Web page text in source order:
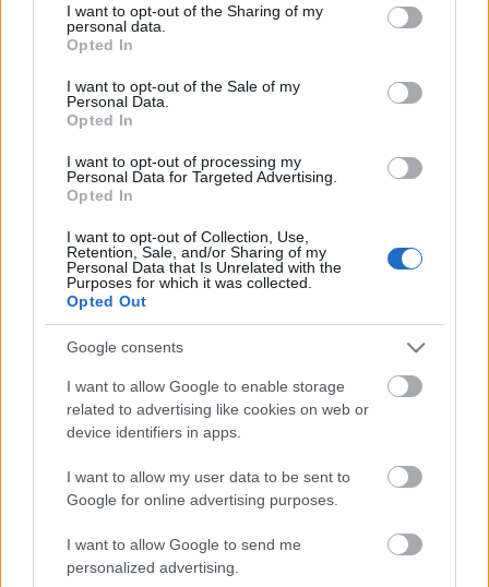
not limited to your visit or usage behaviour. You may click to
grant or deny consent to Google and its third-party tags to
use your data for below specified purposes in below Google
consent section.
I want to opt-out of the Sharing of my
personal data.
Opted In
I want to opt-out of the Sale of my
Personal Data.
Opted In
I want to opt-out of processing my
Personal Data for Targeted Advertising.
Opted In
I want to opt-out of Collection, Use,
Retention, Sale, and/or Sharing of my
Personal Data that Is Unrelated with the
Purposes for which it was collected.
Opted Out
Google consents
I want to allow Google to enable storage
related to advertising like cookies on web or
device identifiers in apps.
I want to allow my user data to be sent to
Google for online advertising purposes.
I want to allow Google to send me
personalized advertising.
Di Caprio dokumentumfilmje lelőve
Háttér-kép (1789)
Az élet temploma (2015) –
dokumentumfilm az ártéri
fokgazdálkodásról
Technokalipszis ébresztő videók a
jövőből (18+)
Mindennapi betevőnk - az ökodesign